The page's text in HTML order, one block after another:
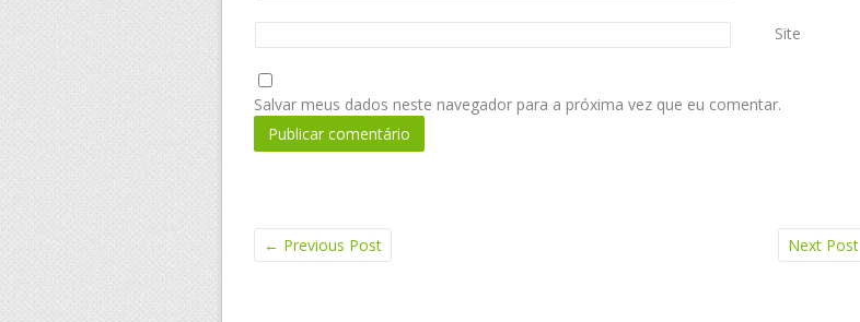
Site
Salvar meus dados neste navegador para a próxima vez que eu comentar.
← Previous Post Next Post